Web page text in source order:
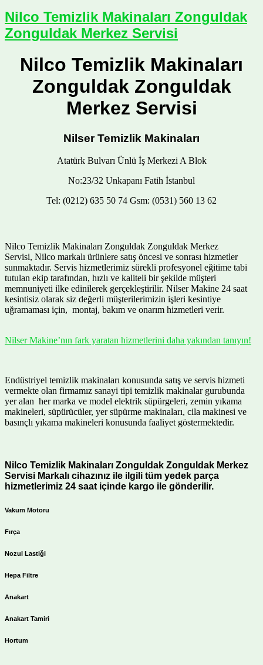
Nilco Temizlik Makinaları Zonguldak
Zonguldak Merkez Servisi
Nilco Temizlik Makinaları
Zonguldak Zonguldak
Merkez Servisi
Nilser Temizlik Makinaları
Atatürk Bulvarı Ünlü İş Merkezi A Blok
No:23/32 Unkapanı Fatih İstanbul
Tel: (0212) 635 50 74 Gsm: (0531) 560 13 62
Nilco Temizlik Makinaları Zonguldak Zonguldak Merkez
Servisi, Nilco markalı ürünlere satış öncesi ve sonrası hizmetler
sunmaktadır. Servis hizmetlerimiz sürekli profesyonel eğitime tabi
tutulan ekip tarafından, hızlı ve kaliteli bir şekilde müşteri
memnuniyeti ilke edinilerek gerçekleştirilir. Nilser Makine 24 saat
kesintisiz olarak siz değerli müşterilerimizin işleri kesintiye
uğramaması için, montaj, bakım ve onarım hizmetleri verir.
Nilser Makine’nın fark yaratan hizmetlerini daha yakından tanıyın!
Endüstriyel temizlik makinaları konusunda satış ve servis hizmeti
vermekte olan firmamız sanayi tipi temizlik makinalar gurubunda
yer alan her marka ve model elektrik süpürgeleri, zemin yıkama
makineleri, süpürücüler, yer süpürme makinaları, cila makinesi ve
basınçlı yıkama makineleri konusunda faaliyet göstermektedir.
Nilco Temizlik Makinaları Zonguldak Zonguldak Merkez
Servisi Markalı cihazınız ile ilgili tüm yedek parça
hizmetlerimiz 24 saat içinde kargo ile gönderilir.
Vakum Motoru
Fırça
Nozul Lastiği
Hepa Filtre
Anakart
Anakart Tamiri
Hortum